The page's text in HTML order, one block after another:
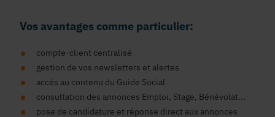
Vos avantages comme particulier:
compte-client centralisé
gestion de vos newsletters et alertes
accés au contenu du Guide Social
consultation des annonces Emploi, Stage, Bénévolat...
pose de candidature et réponse direct aux annonces